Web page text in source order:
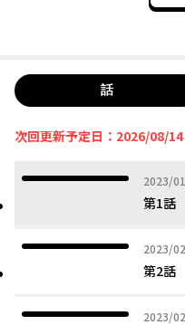
話
次回更新予定日：2026/08/14
2023/
2023年
第1話
2023/
2023年
第2話
2023/
2023年